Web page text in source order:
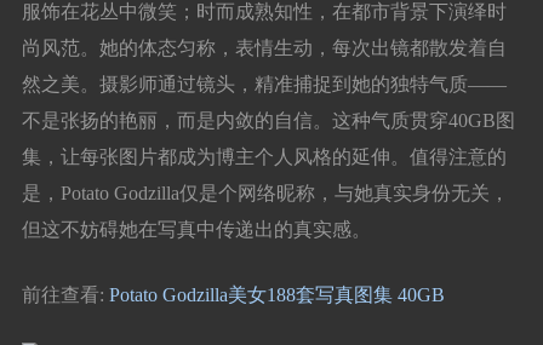
服饰在花丛中微笑；时而成熟知性，在都市背景下演绎时
尚风范。她的体态匀称，表情生动，每次出镜都散发着自
然之美。摄影师通过镜头，精准捕捉到她的独特气质——
不是张扬的艳丽，而是内敛的自信。这种气质贯穿40GB图
集，让每张图片都成为博主个人风格的延伸。值得注意的
是，Potato Godzilla仅是个网络昵称，与她真实身份无关，
但这不妨碍她在写真中传递出的真实感。
前往查看: Potato Godzilla美女188套写真图集 40GB